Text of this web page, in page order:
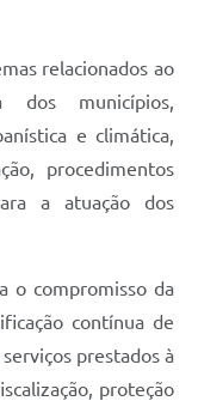
relacionados ao
dos municípios,
e climática,
procedimentos
a atuação dos
o compromisso da
contínua de
prestados à
proteção